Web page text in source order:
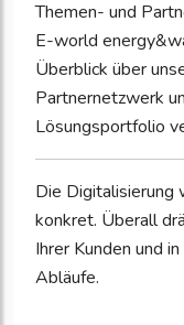
Themen- und
E-world
Überblick über
Partnernetzwerk
Lösungsportfolio
Die Digitalisierung
konkret. Überall
Ihrer Kunden und
Abläufe.